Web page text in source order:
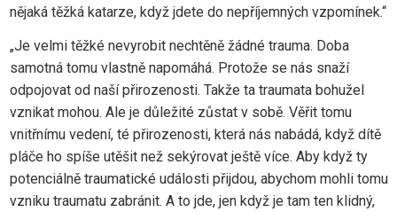
nějaká těžká katarze, když jdete do nepříjemných vzpomínek.“
„Je velmi těžké nevyrobit nechtěně žádné trauma. Doba
samotná tomu vlastně napomáhá. Protože se nás snaží
odpojovat od naší přirozenosti. Takže ta traumata bohužel
vznikat mohou. Ale je důležité zůstat v sobě. Věřit tomu
vnitřnímu vedení, té přirozenosti, která nás nabádá, když dítě
pláče ho spíše utěšit než sekýrovat ještě více. Aby když ty
potenciálně traumatické události přijdou, abychom mohli tomu
vzniku traumatu zabránit. A to jde, jen když je tam ten klidný,